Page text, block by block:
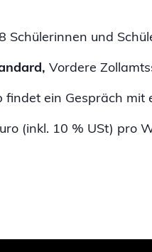
Schülerinnen und
Vordere
ein Gespräch mit
(inkl. 10 % USt) pro